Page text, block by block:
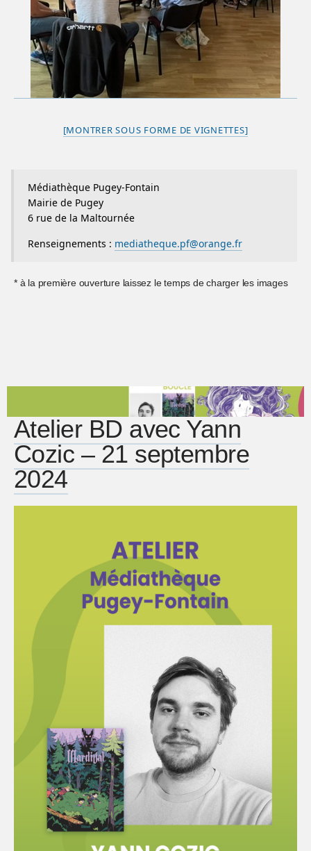
[MONTRER SOUS FORME DE VIGNETTES]
Médiathèque Pugey-Fontain
Mairie de Pugey
6 rue de la Maltournée
Renseignements : mediatheque.pf@orange.fr
* à la première ouverture laissez le temps de charger les images
Atelier BD avec Yann
Cozic – 21 septembre
2024